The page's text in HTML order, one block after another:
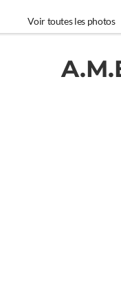
Voir toutes les photos